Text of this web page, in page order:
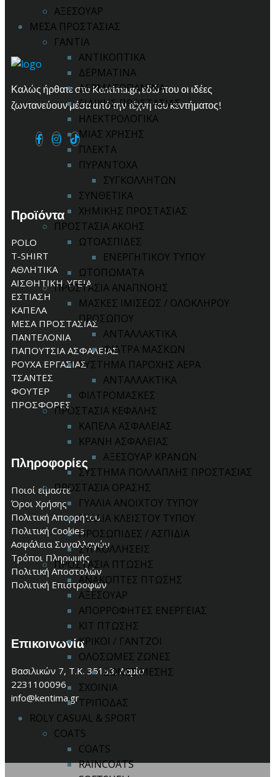
ΑΞΕΣΟΥΑΡ
ΜΕΣΑ ΠΡΟΣΤΑΣΙΑΣ
ΓΑΝΤΙΑ
ΑΝΤΙΚΟΠΤΙΚΑ
ΔΕΡΜΑΤΙΝΑ
ΔΕΡΜΑΤΟΠΑΝΙΝΑ
ΕΙΔΙΚΗΣ ΠΡΟΣΤΑΣΙΑΣ
ΗΛΕΚΤΡΟΛΟΓΙΚΑ
ΜΙΑΣ ΧΡΗΣΗΣ
ΠΛΕΚΤΑ
ΠΥΡΑΝΤΟΧΑ
ΣΥΓΚΟΛΛΗΤΩΝ
ΣΥΝΘΕΤΙΚΑ
ΧΗΜΙΚΗΣ ΠΡΟΣΤΑΣΙΑΣ
ΠΡΟΣΤΑΣΙΑ ΑΚΟΗΣ
ΩΤΟΑΣΠΙΔΕΣ
ΕΝΕΡΓΗΤΙΚΟΥ ΤΥΠΟΥ
ΩΤΟΠΩΜΑΤΑ
ΠΡΟΣΤΑΣΙΑ ΑΝΑΠΝΟΗΣ
ΜΑΣΚΕΣ ΙΜΙΣΕΩΣ / ΟΛΟΚΛΗΡΟΥ
ΠΡΟΣΩΠΟΥ
ΑΝΤΑΛΛΑΚΤΙΚΑ
ΦΙΛΤΡΑ ΜΑΣΚΩΝ
ΣΥΣΤΗΜΑ ΠΑΡΟΧΗΣ ΑΕΡΑ
ΑΝΤΑΛΛΑΚΤΙΚΑ
ΦΙΛΤΡΟΜΑΣΚΕΣ
ΠΡΟΣΤΑΣΙΑ ΚΕΦΑΛΗΣ
ΚΑΠΕΛΑ ΑΣΦΑΛΕΙΑΣ
ΚΡΑΝΗ ΑΣΦΑΛΕΙΑΣ
ΑΞΕΣΟΥΑΡ ΚΡΑΝΩΝ
ΣΥΣΤΗΜΑ ΠΟΛΛΑΠΛΗΣ ΠΡΟΣΤΑΣΙΑΣ
ΠΡΟΣΤΑΣΙΑ ΟΡΑΣΗΣ
ΓΥΑΛΙΑ ΑΝΟΙΧΤΟΥ ΤΥΠΟΥ
ΓΥΑΛΙΑ ΚΛΕΙΣΤΟΥ ΤΥΠΟΥ
ΠΡΟΣΩΠΙΔΕΣ / ΑΣΠΙΔΙΑ
ΣΥΓΚΟΛΛΗΣΕΙΣ
ΠΡΟΣΤΑΣΙΑ ΠΤΩΣΗΣ
ΑΝΑΚΟΠΤΕΣ ΠΤΩΣΗΣ
ΑΞΕΣΟΥΑΡ
ΑΠΟΡΡΟΦΗΤΕΣ ΕΝΕΡΓΕΙΑΣ
ΚΙΤ ΠΤΩΣΗΣ
ΚΡΙΚΟΙ / ΓΑΝΤΖΟΙ
ΟΛΟΣΩΜΕΣ ΖΩΝΕΣ
ΖΩΝΕΣ ΜΕΣΗΣ
ΣΧΟΙΝΙΑ
ΤΡΙΠΟΔΑΣ
ROLY CASUAL & SPORT
COATS
COATS
RAINCOATS
Καλώς ήρθατε στο Kentima.gr, εδώ που οι ιδέες
ζωντανεύουν μέσα από την τέχνη του κεντήματος!
Προϊόντα
POLO
T-SHIRT
ΑΘΛΗΤΙΚΑ
ΑΙΣΘΗΤΙΚΗ-ΥΓΕΙΑ
ΕΣΤΙΑΣΗ
ΚΑΠΕΛΑ
ΜΕΣΑ ΠΡΟΣΤΑΣΙΑΣ
ΠΑΝΤΕΛΟΝΙΑ
ΠΑΠΟΥΤΣΙΑ ΑΣΦΑΛΕΙΑΣ
ΡΟΥΧΑ ΕΡΓΑΣΙΑΣ
ΤΣΑΝΤΕΣ
ΦΟΥΤΕΡ
ΠΡΟΣΦΟΡΕΣ
Πληροφορίες
Ποιοί είμαστε
Όροι Χρήσης
Πολιτική Απορρήτου
Πολιτική Cookies
Ασφάλεια Συναλλαγών
Τρόποι Πληρωμής
Πολιτική Αποστολών
Πολιτική Επιστροφών
Επικοινωνία
Βασιλικών 7, Τ.Κ. 35133, Λαμία
2231100096
info@kentima.gr